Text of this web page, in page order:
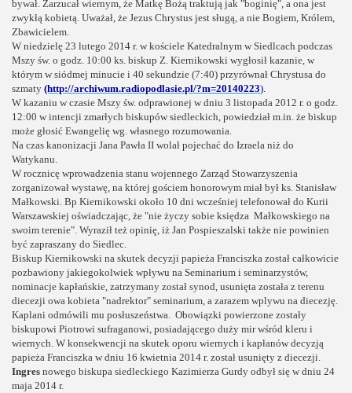
bywał. Zarzucał wiernym, że Matkę Bożą traktują jak "boginię", a ona jest
zwykłą kobietą. Uważał, że Jezus Chrystus jest sługą, a nie Bogiem, Królem,
Zbawicielem.
W niedzielę 23 lutego 2014 r. w kościele Katedralnym w Siedlcach podczas
Mszy św. o godz. 10:00 ks. biskup Z. Kiernikowski wygłosił kazanie, w
którym w siódmej minucie i 40 sekundzie (7:40) przyrównał Chrystusa do
szmaty (http://archiwum.radiopodlasie.pl/?m=20140223).
W kazaniu w czasie Mszy św. odprawionej w dniu 3 listopada 2012 r. o godz.
12:00 w intencji zmarłych biskupów siedleckich, powiedział m.in. że biskup
może głosić Ewangelię wg. własnego rozumowania.
Na czas kanonizacji Jana Pawła II wolał pojechać do Izraela niż do
Watykanu.
W rocznicę wprowadzenia stanu wojennego Zarząd Stowarzyszenia
zorganizował wystawę, na której gościem honorowym miał był ks. Stanisław
Małkowski. Bp Kiernikowski około 10 dni wcześniej telefonował do Kurii
Warszawskiej oświadczając, że "nie życzy sobie księdza Małkowskiego na
swoim terenie". Wyraził też opinię, iż Jan Pospieszalski także nie powinien
być zapraszany do Siedlec.
Biskup Kiernikowski na skutek decyzji papieża Franciszka został całkowicie
pozbawiony jakiegokolwiek wpływu na Seminarium i seminarzystów,
nominacje kapłańskie, zatrzymany został synod, usunięta została z terenu
diecezji owa kobieta "nadrektor" seminarium, a zarazem wplywu na diecezję.
Kaplani odmówili mu posłuszeństwa. Obowiązki powierzone zostały
biskupowi Piotrowi sufraganowi, posiadającego duży mir wśród kleru i
wiernych. W konsekwencji na skutek oporu wiernych i kapłanów decyzją
papieża Franciszka w dniu 16 kwietnia 2014 r. został usunięty z diecezji.
Ingres nowego biskupa siedleckiego Kazimierza Gurdy odbył się w dniu 24
maja 2014 r.